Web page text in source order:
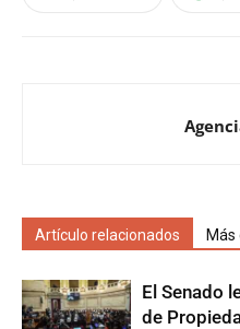
Artículo relacionados
El Senado
de